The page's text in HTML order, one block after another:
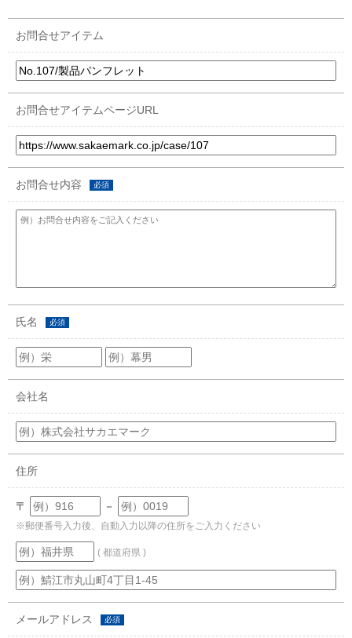
お問合せアイテム
お問合せアイテムページURL
お問合せ内容 必須
氏名 必須
会社名
住所
〒 －
※郵便番号入力後、自動入力以降の住所をご入力ください
( 都道府県 )
メールアドレス 必須